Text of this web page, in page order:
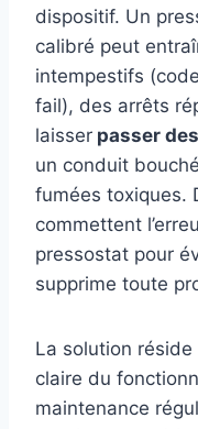
dispositif. Un
calibré peut
intempestifs
fail), des arrêts
laisser passer
un conduit
fumées toxiques.
commettent
pressostat pour
supprime toute
La solution
claire du
maintenance